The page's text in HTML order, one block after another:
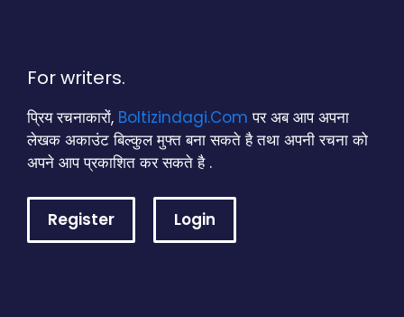
For writers.
प्रिय रचनाकारों, Boltizindagi.Com पर अब आप अपना
लेखक अकाउंट बिल्कुल मुफ्त बना सकते है तथा अपनी रचना को
अपने आप प्रकाशित कर सकते है .
Register Login